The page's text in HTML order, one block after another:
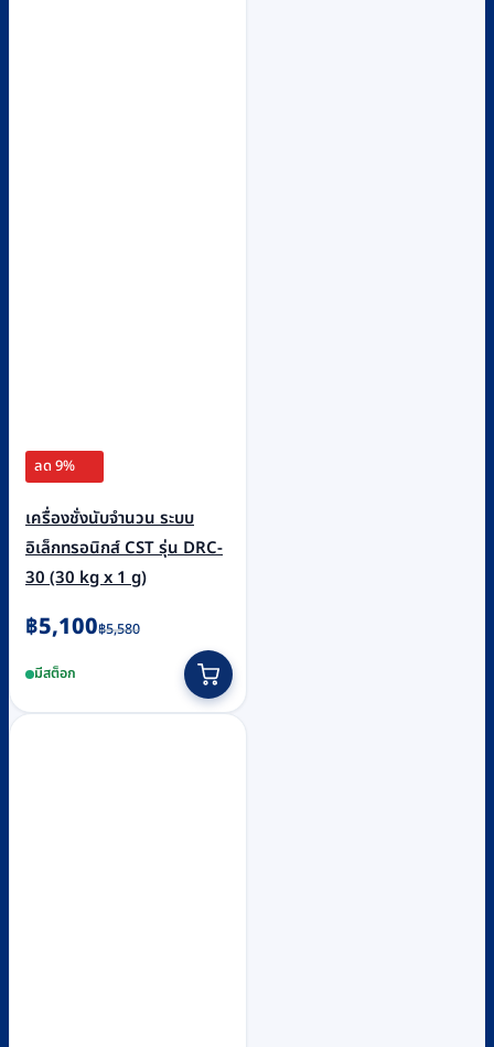
ลด 9%
เครื่องชั่งนับจำนวน ระบบ
อิเล็กทรอนิกส์ CST รุ่น DRC-
30 (30 kg x 1 g)
฿5,580
Original
was:
฿5,580.
฿5,100
Current
is:
฿5,100.
มีสต็อก